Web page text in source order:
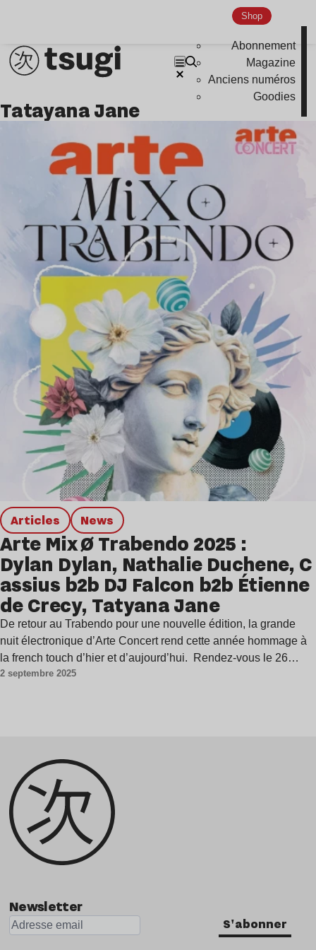
Shop
Abonnement
Magazine
Anciens numéros
Goodies
Tatayana Jane
Articles news
Arte Mix Ø Trabendo 2025 :
Dylan Dylan, Nathalie Duchene, C
assius b2b DJ Falcon b2b Étienne
de Crecy, Tatyana Jane
De retour au Trabendo pour une nouvelle édition, la grande
nuit électronique d’Arte Concert rend cette année hommage à
la french touch d’hier et d’aujourd’hui. Rendez-vous le 26…
2 septembre 2025
Newsletter
S'abonner